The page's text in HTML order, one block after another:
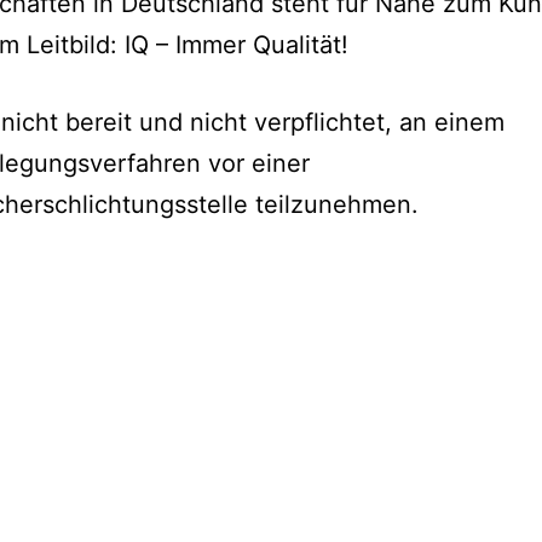
Leitbild: IQ – Immer Qualität!
bereit und nicht verpflichtet, an einem
vor einer
teilzunehmen.